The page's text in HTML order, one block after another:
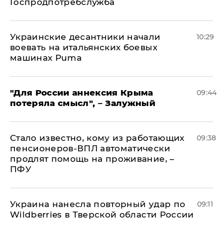
Госпродпотребслужба
Украинские десантники начали
воевать на итальянских боевых
машинах Puma
10:29
"Для России аннексия Крыма
потеряла смысл", – Залужный
09:44
Стало известно, кому из работающих
пенсионеров-ВПЛ автоматически
продлят помощь на проживание, –
ПФУ
09:38
Украина нанесла повторный удар по
Wildberries в Тверской области России
09:11